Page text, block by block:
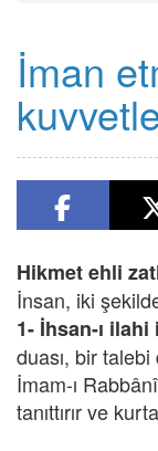
İman
Hikmet ehli
İnsan, iki
1- İhsan-ı ilahi
duası, bir
İmam-ı
tanıttırır ve